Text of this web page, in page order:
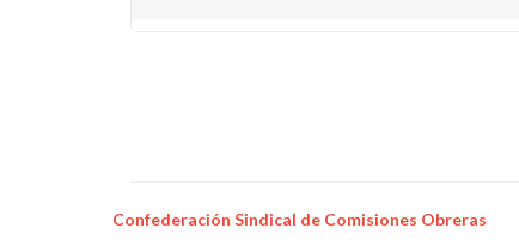
Confederación Sindical de Comisiones Obreras